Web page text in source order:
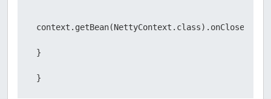
}
}